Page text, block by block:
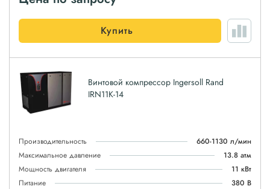
Купить
Винтовой компрессор Ingersoll Rand
IRN11K-14
Производительность
660-1130 л/мин
Максимальное давление
13.8 атм
Мощность двигателя
11 кВт
Питание
380 В